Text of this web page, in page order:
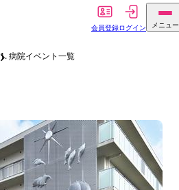
会員登録ログイン メニュー
病院イベント一覧